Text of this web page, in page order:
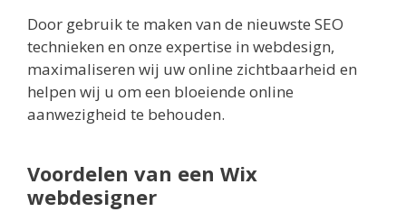
Door gebruik te maken van de nieuwste SEO
technieken en onze expertise in webdesign,
maximaliseren wij uw online zichtbaarheid en
helpen wij u om een bloeiende online
aanwezigheid te behouden.
Voordelen van een Wix
webdesigner